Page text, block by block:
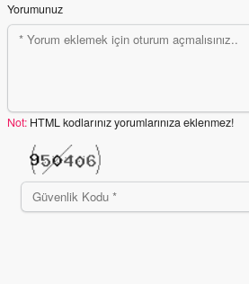
Yorumunuz
Not: HTML kodlarınız yorumlarınıza eklenmez!